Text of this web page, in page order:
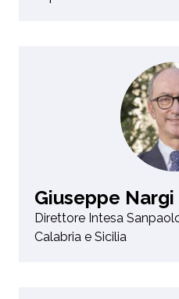
Giuseppe Nargi
Direttore Intesa
Calabria e Sicilia